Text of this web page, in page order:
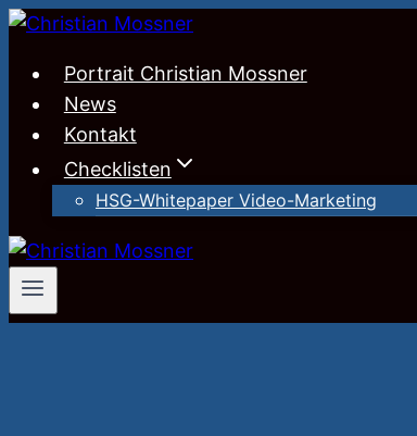
Zum
springenPortrait Christian Mossner
News
Kontakt
Checklisten
HSG-Whitepaper Video-Marketing